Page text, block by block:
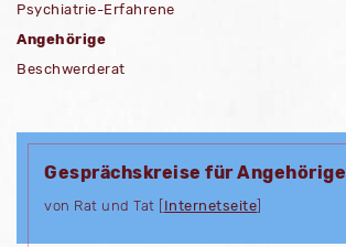
Psychiatrie-Erfahrene
Angehörige
Beschwerderat
Gesprächskreise für Angehörige
von Rat und Tat [ Internetseite